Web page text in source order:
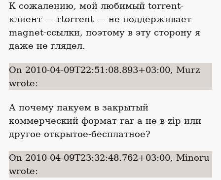
К сожалению, мой любимый torrent-
клиент — rtorrent — не поддерживает
magnet-ссылки, поэтому в эту сторону я
даже не глядел.
On 2010-04-09T22:51:08.893+03:00, Murz
wrote:
А почему пакуем в закрытый
коммерческий формат rar а не в zip или
другое открытое-бесплатное?
On 2010-04-09T23:32:48.762+03:00, Minoru
wrote: